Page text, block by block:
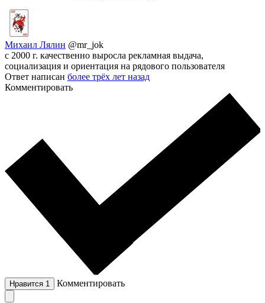
Михаил Лялин @mr_jok
с 2000 г. качественно выросла рекламная выдача,
социализация и ориентация на рядового пользователя
Ответ написан более трёх лет назад
Комментировать
Нравится 1 Комментировать